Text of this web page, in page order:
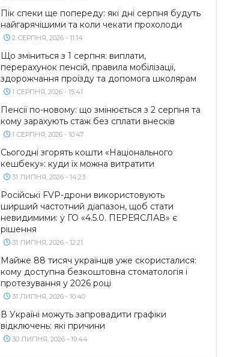
Пік спеки ще попереду: які дні серпня будуть
найгарячішими та коли чекати прохолоди
2 СЕРПНЯ, 2026 - 11:14
Що зміниться з 1 серпня: виплати,
перерахунок пенсій, правила мобілізації,
здорожчання проїзду та допомога школярам
1 СЕРПНЯ, 2026 - 15:41
Пенсії по-новому: що змінюється з 2 серпня та
кому зарахують стаж без сплати внесків
1 СЕРПНЯ, 2026 - 10:47
Сьогодні згорять кошти «Національного
кешбеку»: куди їх можна витратити
31 ЛИПНЯ, 2026 - 14:23
Російські FVP-дрони використовують
ширший частотний діапазон, щоб стати
невидимими: у ГО «4.5.0. ПЕРЕЯСЛАВ» є
рішення
31 ЛИПНЯ, 2026 - 12:21
Майже 88 тисяч українців уже скористалися:
кому доступна безкоштовна стоматологія і
протезування у 2026 році
31 ЛИПНЯ, 2026 - 10:40
В Україні можуть запровадити графіки
відключень: які причини
30 ЛИПНЯ, 2026 - 19:44